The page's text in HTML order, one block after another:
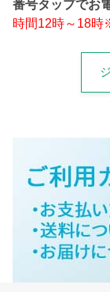
番号タップでお
時間12時～18時